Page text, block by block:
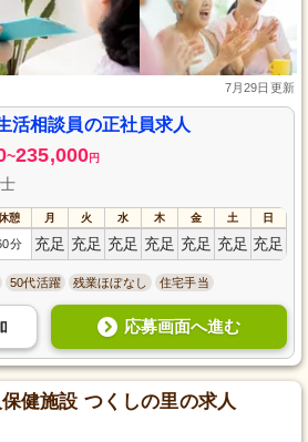
7月29日更新
活相談員の正社員求人
~235,000円
憩 月 火 水 木 金 土 日
分 充足 充足 充足 充足 充足 充足 充足
50代活躍 残業ほぼなし 住宅手当
応募画面へ進む
健施設 つくしの里の求人